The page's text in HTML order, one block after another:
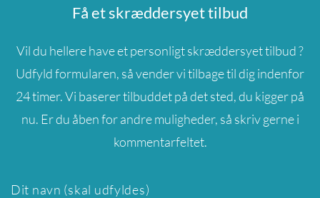
Få et skræddersyet tilbud
Vil du hellere have et personligt skræddersyet tilbud ?
Udfyld formularen, så vender vi tilbage til dig indenfor
24 timer. Vi baserer tilbuddet på det sted, du kigger på
nu. Er du åben for andre muligheder, så skriv gerne i
kommentarfeltet.
Dit navn (skal udfyldes)